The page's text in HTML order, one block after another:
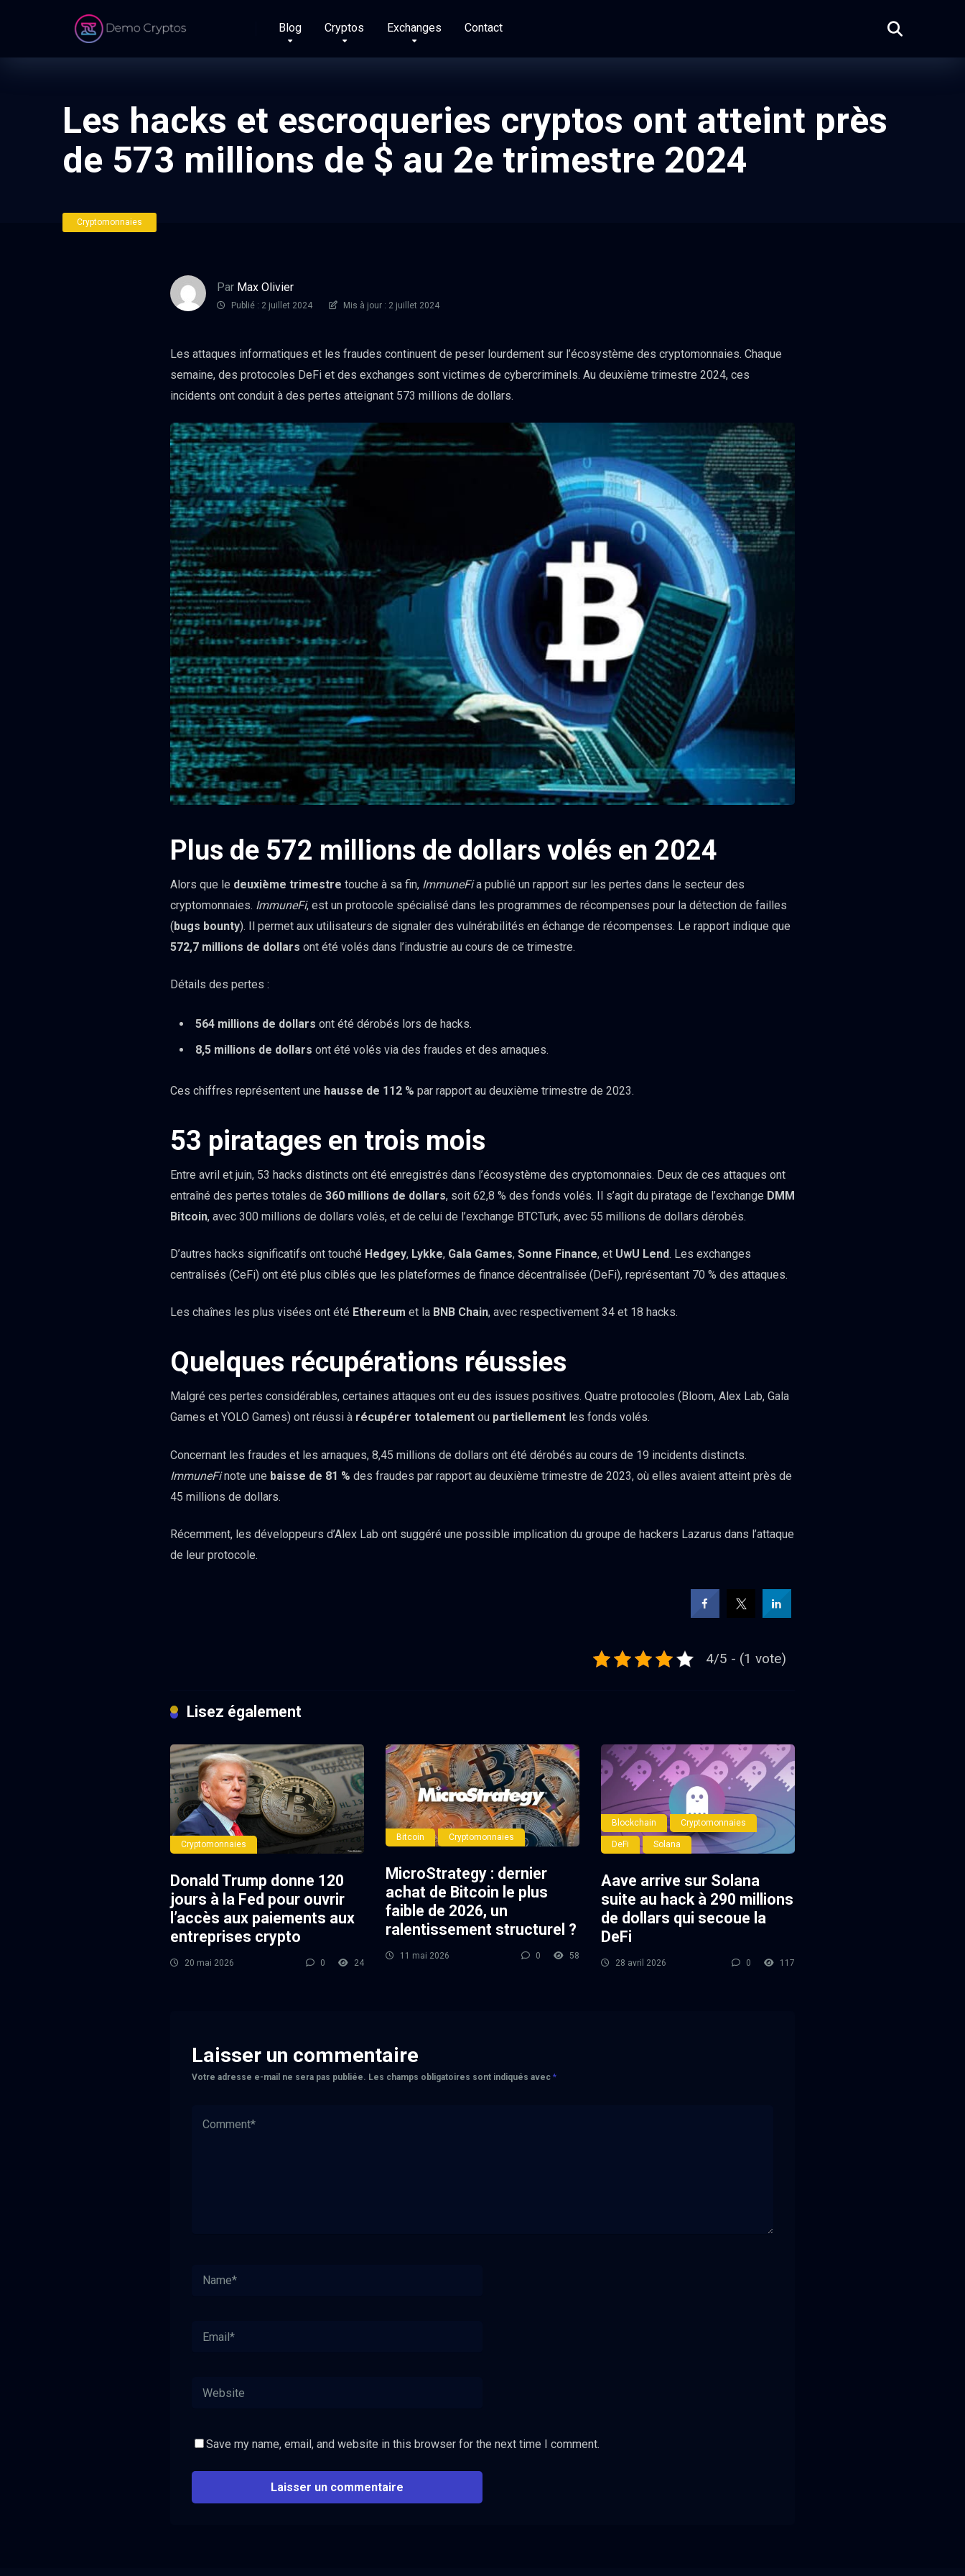
Blog Cryptos Exchanges Contact
Les hacks et escroqueries cryptos ont atteint près
de 573 millions de $ au 2e trimestre 2024
Cryptomonnaies
Par Max Olivier
Publié : 2 juillet 2024 Mis à jour : 2 juillet 2024
Les attaques informatiques et les fraudes continuent de peser lourdement sur l’écosystème des cryptomonnaies. Chaque
semaine, des protocoles DeFi et des exchanges sont victimes de cybercriminels. Au deuxième trimestre 2024, ces
incidents ont conduit à des pertes atteignant 573 millions de dollars.
Plus de 572 millions de dollars volés en 2024
Alors que le deuxième trimestre touche à sa fin, ImmuneFia publié un rapport sur les pertes dans le secteur des
cryptomonnaies. ImmuneFi, est un protocole spécialisé dans les programmes de récompenses pour la détection de failles
(bugs bounty). Il permet aux utilisateurs de signaler des vulnérabilités en échange de récompenses. Le rapport indique que
572,7 millions de dollars ont été volés dans l’industrie au cours de ce trimestre.
Détails des pertes :
564 millions de dollars ont été dérobés lors de hacks.
8,5 millions de dollars ont été volés via des fraudes et des arnaques.
Ces chiffres représentent une hausse de 112 % par rapport au deuxième trimestre de 2023.
53 piratages en trois mois
Entre avril et juin, 53 hacks distincts ont été enregistrés dans l’écosystème des cryptomonnaies. Deux de ces attaques ont
entraîné des pertes totales de 360 millions de dollars, soit 62,8 % des fonds volés. Il s’agit du piratage de l’exchange DMM
Bitcoin, avec 300 millions de dollars volés, et de celui de l’exchange BTCTurk, avec 55 millions de dollars dérobés.
D’autres hacks significatifs ont touché Hedgey, Lykke, Gala Games, Sonne Finance, et UwU Lend. Les exchanges
centralisés (CeFi) ont été plus ciblés que les plateformes de finance décentralisée (DeFi), représentant 70 % des attaques.
Les chaînes les plus visées ont été Ethereum et la BNB Chain, avec respectivement 34 et 18 hacks.
Quelques récupérations réussies
Malgré ces pertes considérables, certaines attaques ont eu des issues positives. Quatre protocoles (Bloom, Alex Lab, Gala
Games et YOLO Games) ont réussi à récupérer totalement ou partiellement les fonds volés.
Concernant les fraudes et les arnaques, 8,45 millions de dollars ont été dérobés au cours de 19 incidents distincts.
ImmuneFinote une baisse de 81 % des fraudes par rapport au deuxième trimestre de 2023, où elles avaient atteint près de
45 millions de dollars.
Récemment, les développeurs d’Alex Lab ont suggéré une possible implication du groupe de hackers Lazarus dans l’attaque
de leur protocole.
4/5 - (1 vote)
Lisez également
Cryptomonnaies
Donald Trump donne 120
jours à la Fed pour ouvrir
l’accès aux paiements aux
entreprises crypto
20 mai 2026 0 24
Bitcoin Cryptomonnaies
MicroStrategy : dernier
achat de Bitcoin le plus
faible de 2026, un
ralentissement structurel ?
11 mai 2026 0 58
Blockchain Cryptomonnaies
DeFi Solana
Aave arrive sur Solana
suite au hack à 290 millions
de dollars qui secoue la
DeFi
28 avril 2026 0 117
Laisser un commentaire
Votre adresse e-mail ne sera pas publiée. Les champs obligatoires sont indiqués avec *
Save my name, email, and website in this browser for the next time I comment.